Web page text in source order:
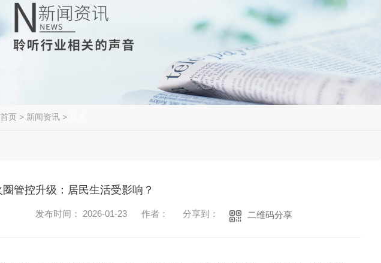
首页 > 新闻资讯 >
管控升级：居民生活受影响？
发布时间： 2026-01-23 作者： 分享到： 二维码分享